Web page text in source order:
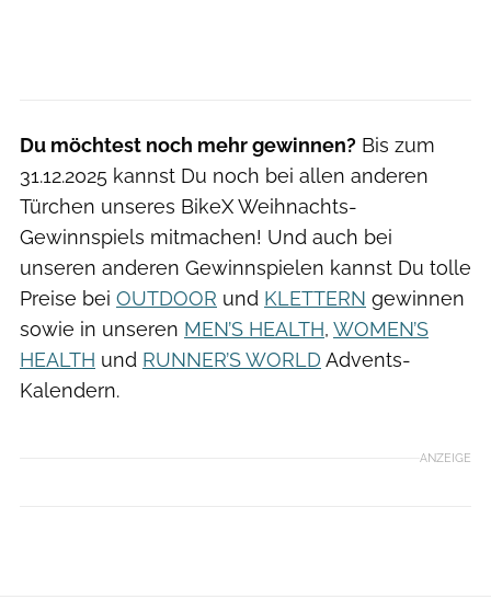
Du möchtest noch mehr gewinnen? Bis zum
31.12.2025 kannst Du noch bei allen anderen
Türchen unseres BikeX Weihnachts-
Gewinnspiels mitmachen! Und auch bei
unseren anderen Gewinnspielen kannst Du tolle
Preise bei OUTDOOR und KLETTERN gewinnen
sowie in unseren MEN’S HEALTH, WOMEN’S
HEALTH und RUNNER’S WORLD Advents-
Kalendern.
ANZEIGE